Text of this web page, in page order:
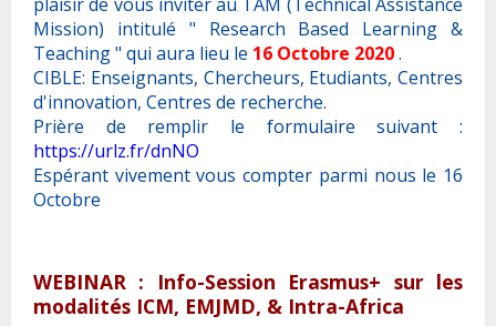
Mission) intitulé " Research Based Learning &
Teaching " qui aura lieu le 16 Octobre 2020.
CIBLE: Enseignants, Chercheurs, Etudiants, Centres
d'innovation, Centres de recherche.
Prière de remplir le formulaire suivant :
https://urlz.fr/dnNO
Espérant vivement vous compter parmi nous le 16
Octobre
WEBINAR : Info-Session Erasmus+ sur les
modalités ICM, EMJMD, & Intra-Africa